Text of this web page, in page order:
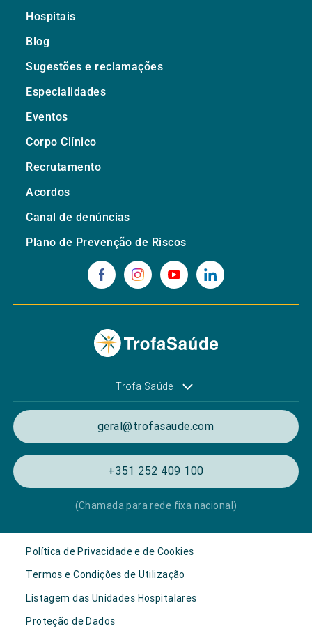
Hospitais
Blog
Sugestões e reclamações
Especialidades
Eventos
Corpo Clínico
Recrutamento
Acordos
Canal de denúncias
Plano de Prevenção de Riscos
Trofa Saúde
geral@trofasaude.com
+351 252 409 100
(Chamada para rede fixa nacional)
Política de Privacidade e de Cookies
Termos e Condições de Utilização
Listagem das Unidades Hospitalares
Proteção de Dados